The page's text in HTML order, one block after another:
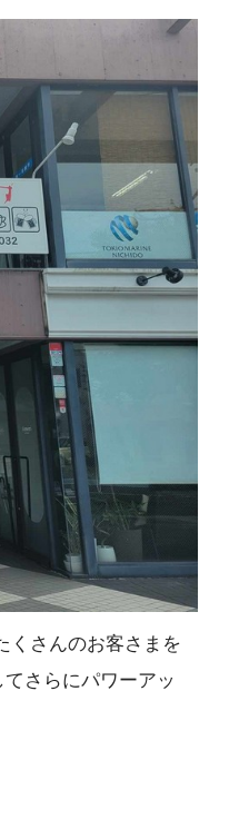
くさんのお客さまを
さらにパワーアッ